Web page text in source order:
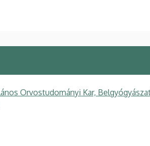
Orvostudományi Kar,